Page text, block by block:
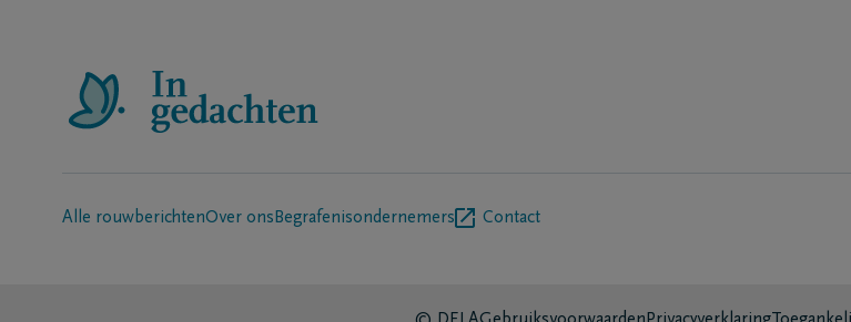
Alle rouwberichtenOver ons Begrafenisondernemers Contact